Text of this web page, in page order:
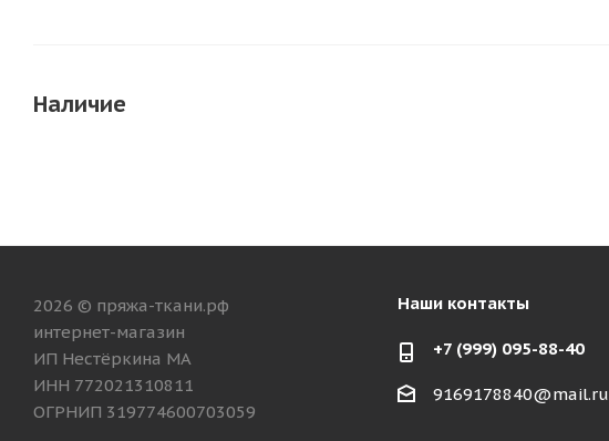
Наличие
2026 © пряжа-ткани.рф
интернет-магазин
ИП Нестёркина МА
ИНН 772021310811
ОГРНИП 319774600703059
Наши контакты
+7 (999) 095-88-40
9169178840@mail.ru